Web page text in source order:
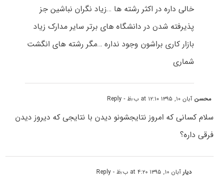
خالی داره در اکثر رشته ها …زیاد نگران نباشین جز
پذیرفته شدن در دانشگاه های برتر سایر مدارک زیاد
بازار کاری براشون وجود نداره …مگر رشته های انگشت
شماری
محسن آبان ۱۰, ۱۳۹۵ at ۱۲:۱۰ ب٫ظ - Reply
سلام کسانی که امروز نتایجشونو دیدن با نتایجی که دیروز دیدن
فرقی داره؟
دیار آبان ۱۰, ۱۳۹۵ at ۴:۲۰ ب٫ظ - Reply